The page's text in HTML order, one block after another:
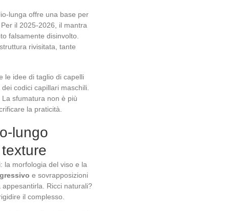
lunga offre una base per
il 2025-2026, il mantra
falsamente disinvolto.
rivisitata, tante
le idee di taglio di capelli
codici capillari maschili.
sfumatura non è più
la praticità.
lungo
la morfologia del viso e la
e sovrapposizioni
Ricci naturali?
il complesso.